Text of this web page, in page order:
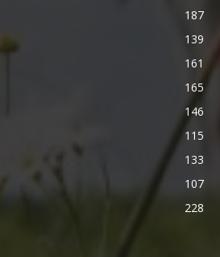
187
139
161
165
146
115
133
107
228